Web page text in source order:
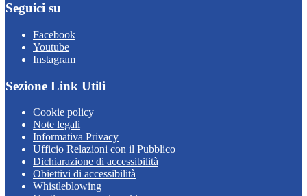
Seguici su
Facebook
Youtube
Instagram
Sezione Link Utili
Cookie policy
Note legali
Informativa Privacy
Ufficio Relazioni con il Pubblico
Dichiarazione di accessibilità
Obiettivi di accessibilità
Whistleblowing